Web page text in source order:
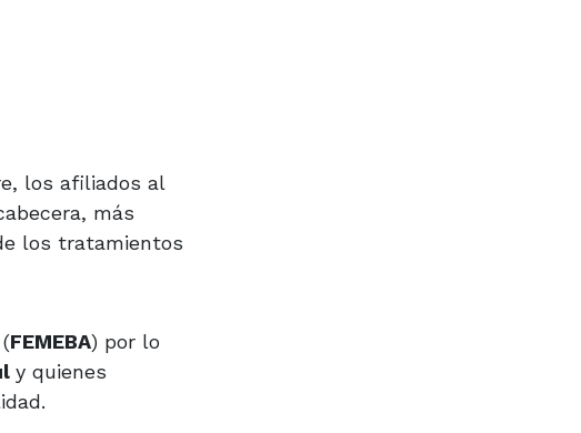
los afiliados al
más
los tratamientos
(FEMEBA) por lo
y quienes